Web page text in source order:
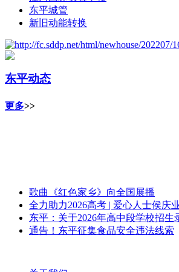
东平城管
新旧动能转换
东平动态
更多>>
歌曲《红色家乡》向全国展播
全力助力2026高考 | 爱心人士侯庆
东平：关于2026年高中段学校招生
通告！东平征集食品安全违法线索